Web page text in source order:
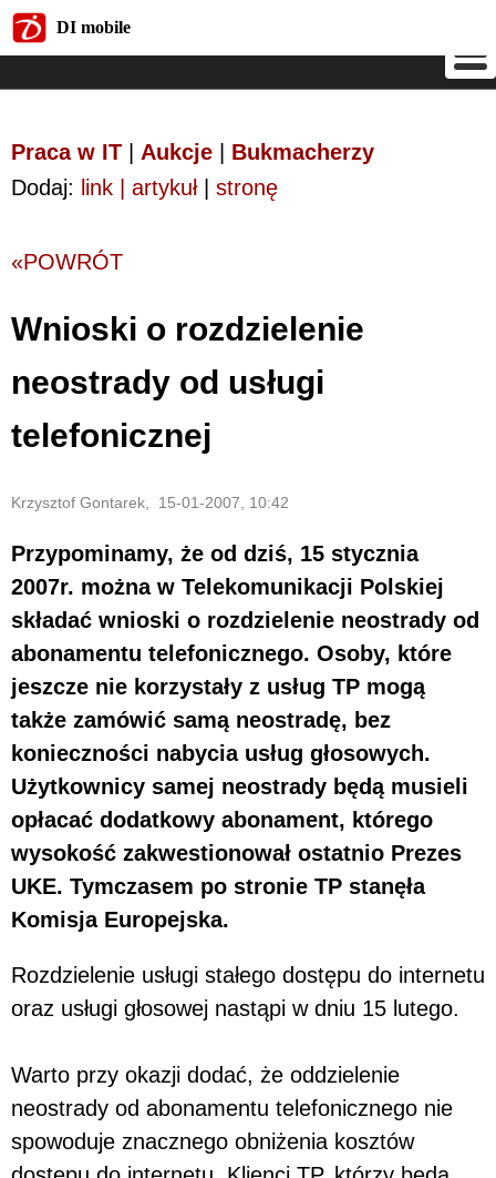
DI mobile
Praca w IT Aukcje
Bukmacherzy
Dodaj: link | artykuł| stronę
«POWRÓT
Wnioski o rozdzielenie
neostrady od usługi
telefonicznej
Krzysztof Gontarek, 15-01-2007, 10:42
Przypominamy, że od dziś, 15 stycznia
2007r. można w Telekomunikacji Polskiej
składać wnioski o rozdzielenie neostrady od
abonamentu telefonicznego. Osoby, które
jeszcze nie korzystały z usług TP mogą
także zamówić samą neostradę, bez
konieczności nabycia usług głosowych.
Użytkownicy samej neostrady będą musieli
opłacać dodatkowy abonament, którego
wysokość zakwestionował ostatnio Prezes
UKE. Tymczasem po stronie TP stanęła
Komisja Europejska.
Rozdzielenie usługi stałego dostępu do internetu
oraz usługi głosowej nastąpi w dniu 15 lutego.
Warto przy okazji dodać, że oddzielenie
neostrady od abonamentu telefonicznego nie
spowoduje znacznego obniżenia kosztów
DI mobile